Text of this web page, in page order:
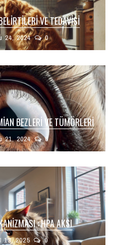
VE TEDAVISI
24, 2024 0
BEZLERI VE TÜMÖRLERI
21, 2024 0
: HPA AKSI
13, 2025 0